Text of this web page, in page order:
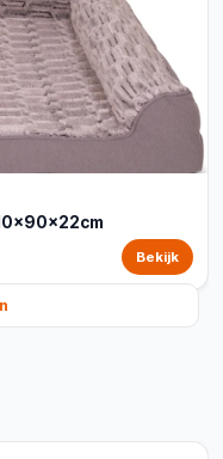
Bekijk